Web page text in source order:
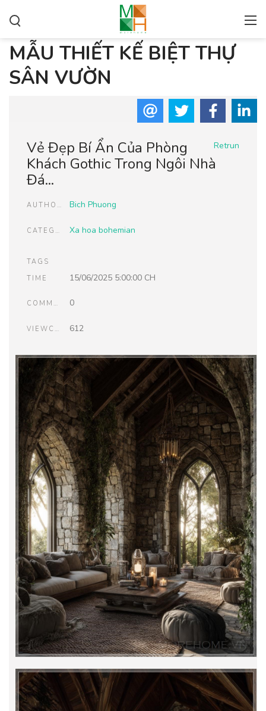
MẪU THIẾT KẾ BIỆT THỰ
SÂN VƯỜN
Retrun
Vẻ Đẹp Bí Ẩn Của Phòng
Khách Gothic Trong Ngôi Nhà
Đá...
AUTHOR Bich Phuong
CATEGORIES Xa hoa bohemian
TAGS
TIME
15/06/2025 5:00:00 CH
COMMENTS 0
VIEWCOUNT 612